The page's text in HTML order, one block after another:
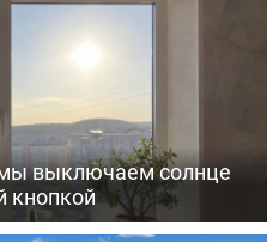
выключаем солнце
кнопкой